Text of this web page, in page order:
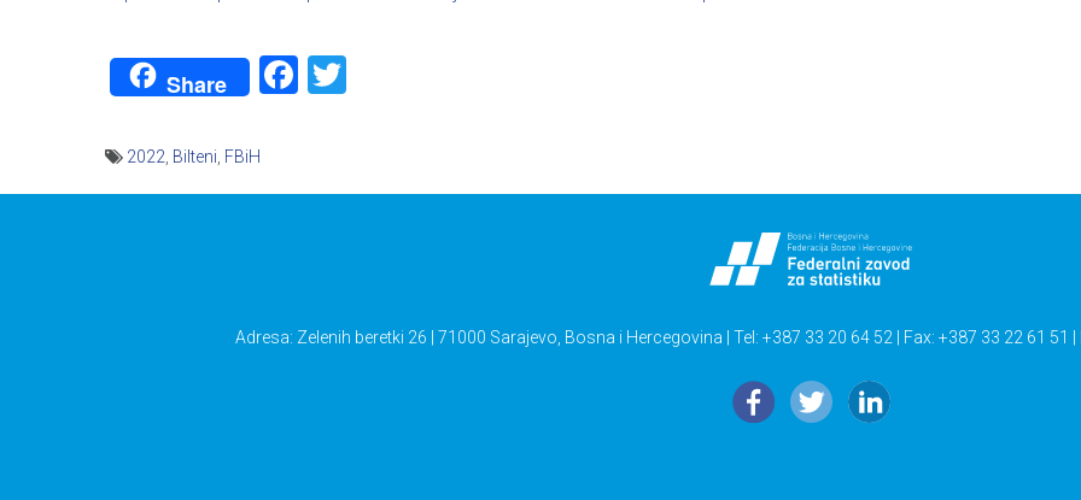
Share Facebook
2022 Bilteni FBiH
Adresa: Zelenih beretki 26 | 71000 Sarajevo, Bosna i Hercegovina | Tel: +387 33 20 64 52 | Fax: +387 33 22 61 51 |